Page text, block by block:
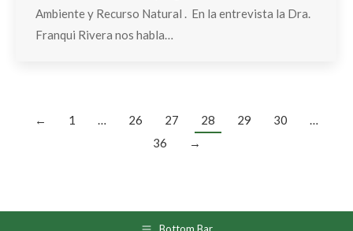
Ambiente y Recurso Natural . En la entrevista la Dra.
Franqui Rivera nos habla…
← 1 … 26 27 28 29 30
…
36
→